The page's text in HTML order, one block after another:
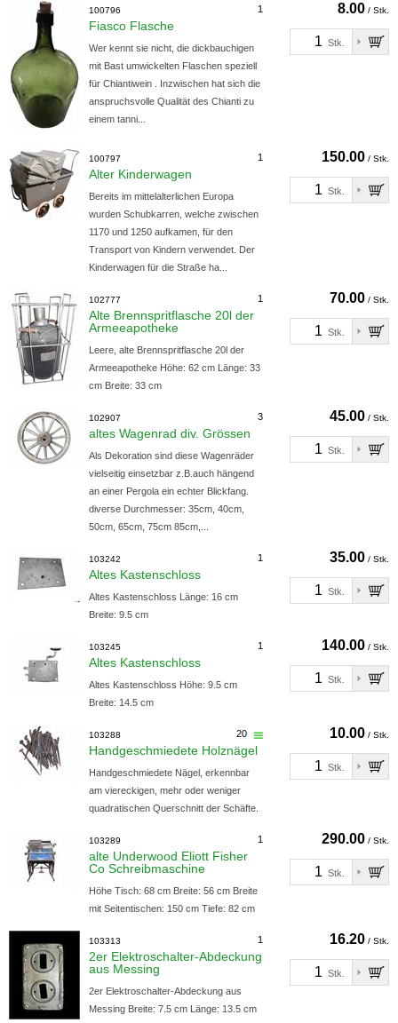
1
100796
Fiasco Flasche
Wer kennt sie nicht, die dickbauchigen
mit Bast umwickelten Flaschen speziell
für Chiantiwein . Inzwischen hat sich die
anspruchsvolle Qualität des Chianti zu
einem tanni...
8.00 / Stk.
Stk.
1
100797
Alter Kinderwagen
Bereits im mittelalterlichen Europa
wurden Schubkarren, welche zwischen
1170 und 1250 aufkamen, für den
Transport von Kindern verwendet. Der
Kinderwagen für die Straße ha...
150.00 / Stk.
Stk.
1
102777
Alte Brennspritflasche 20l der
Armeeapotheke
Leere, alte Brennspritflasche 20l der
Armeeapotheke Höhe: 62 cm Länge: 33
cm Breite: 33 cm
70.00 / Stk.
Stk.
3
102907
altes Wagenrad div. Grössen
Als Dekoration sind diese Wagenräder
vielseitig einsetzbar z.B.auch hängend
an einer Pergola ein echter Blickfang.
diverse Durchmesser: 35cm, 40cm,
50cm, 65cm, 75cm 85cm,...
45.00 / Stk.
Stk.
1
103242
Altes Kastenschloss
Altes Kastenschloss Länge: 16 cm
Breite: 9.5 cm
35.00 / Stk.
Stk.
1
103245
Altes Kastenschloss
Altes Kastenschloss Höhe: 9.5 cm
Breite: 14.5 cm
140.00 / Stk.
Stk.
20
103288
Handgeschmiedete Holznägel
Handgeschmiedete Nägel, erkennbar
am viereckigen, mehr oder weniger
quadratischen Querschnitt der Schäfte.
10.00 / Stk.
Stk.
1
103289
alte Underwood Eliott Fisher
Co Schreibmaschine
Höhe Tisch: 68 cm Breite: 56 cm Breite
mit Seitentischen: 150 cm Tiefe: 82 cm
290.00 / Stk.
Stk.
1
103313
2er Elektroschalter-Abdeckung
aus Messing
2er Elektroschalter-Abdeckung aus
Messing Breite: 7.5 cm Länge: 13.5 cm
16.20 / Stk.
Stk.